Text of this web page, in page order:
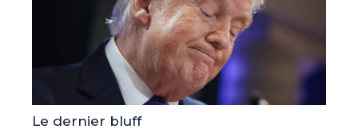
Le dernier bluff